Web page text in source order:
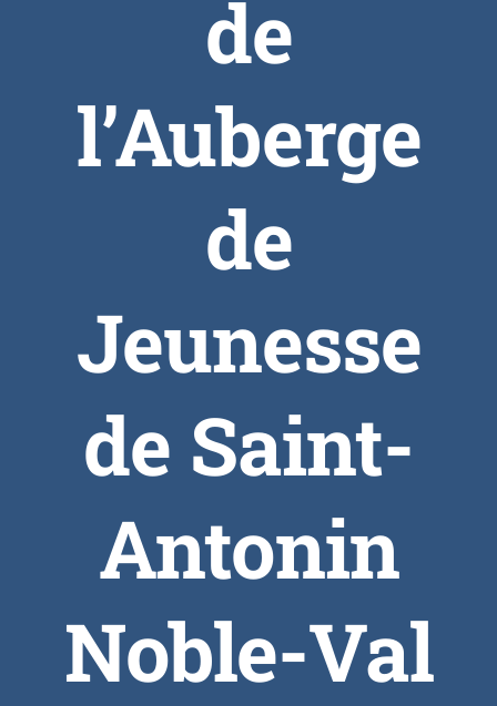
de
l’Auberge
de
Jeunesse
de Saint-
Antonin
Noble-Val